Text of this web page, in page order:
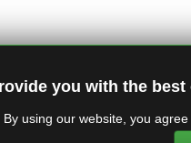
you with the
By using our website, you